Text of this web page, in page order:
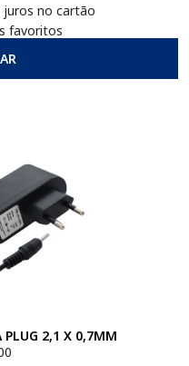
juros no cartão
favoritos
PLUG 2,1 X 0,7MM